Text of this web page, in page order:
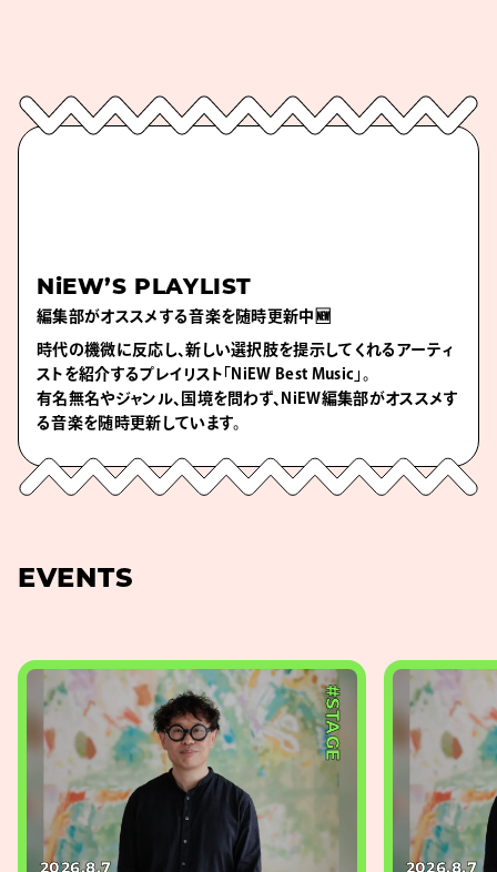
NiEW’S PLAYLIST
編集部がオススメする音楽を随時更新中🆕
時代の機微に反応し、新しい選択肢を提示してくれるアーティ
ストを紹介するプレイリスト「NiEW Best Music」。
有名無名やジャンル、国境を問わず、NiEW編集部がオススメす
る音楽を随時更新しています。
EVENTS
#STAGE